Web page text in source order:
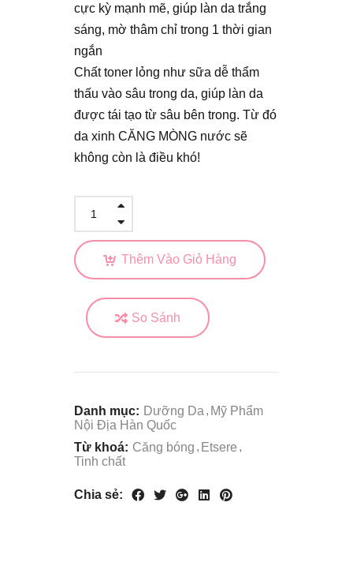
cực kỳ mạnh mẽ, giúp làn da trắng
sáng, mờ thâm chỉ trong 1 thời gian
ngắn
Chất toner lỏng như sữa dễ thẩm
thấu vào sâu trong da, giúp làn da
được tái tạo từ sâu bên trong. Từ đó
da xinh CĂNG MÒNG nước sẽ
không còn là điều khó!
Thêm Vào Giỏ Hàng
So Sánh
Danh mục: Dưỡng Da
Mỹ Phẩm
Nội Địa Hàn Quốc
Từ khoá: Căng bóng
Etsere
Tinh chất
Chia sẻ: